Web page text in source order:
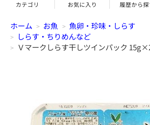
東急オンラインショップ
カテゴリ お気に入り 履歴から探
ホーム > お魚 > 魚卵・珍味・しらす
> しらす・ちりめんなど
> Ｖマークしらす干しツインパック